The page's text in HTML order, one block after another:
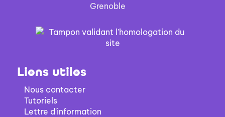
Grenoble
Liens utiles
Nous contacter
Tutoriels
Lettre d'information